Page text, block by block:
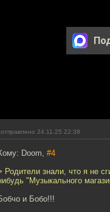
отправлено 24.11.25 22:38
Doom, #4
Родители знали, что я не
"Музыкального
и Бобо!!!